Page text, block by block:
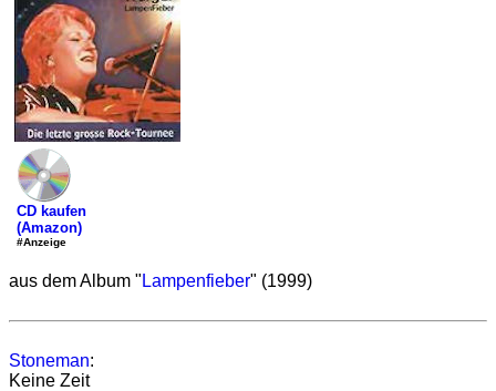
CD kaufen
(Amazon)
#Anzeige
aus dem Album " Lampenfieber" (1999)
Stoneman:
Keine Zeit